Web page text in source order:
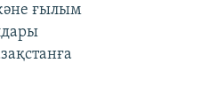
ғылым